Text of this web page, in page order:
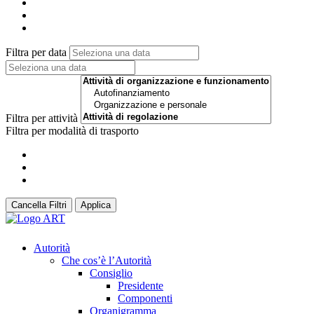
Filtra per data
Filtra per attività
Filtra per modalità di trasporto
Cancella Filtri Applica
Autorità
Che cos’è l’Autorità
Consiglio
Presidente
Componenti
Organigramma